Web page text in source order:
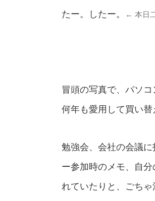
たー。したー。
← 本日
冒頭の写真で、パソ
何年も愛用して買い替
勉強会、会社の会議
ー参加時のメモ、自
れていたりと、ごちゃ